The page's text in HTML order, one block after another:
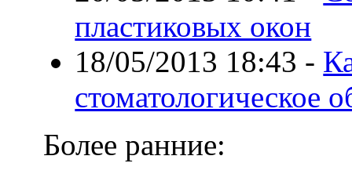
пластиковых окон
18/05/2013 18:43 -
стоматологическое
Более ранние: